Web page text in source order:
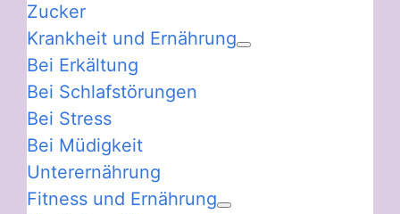
Zucker
Krankheit und Ernährung
Bei Erkältung
Bei Schlafstörungen
Bei Stress
Bei Müdigkeit
Unterernährung
Fitness und Ernährung